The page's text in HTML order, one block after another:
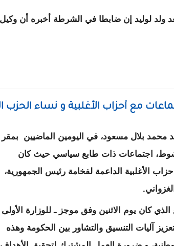
ولد لوليد إن ضابطا في الشرطة أخبره أن
المحجوزات يستعين بالشرطة لمصادرة مقر
مع أحزاب الأغلبية و نساء
محمد بلال مسعود، في اليومين الماضيين بمقر
اجتماعات ذات طابع سياسي حيث كان
الأغلبية الداعمة لفخامة رئيس الجمهورية،
كان يوم الاثنين وفق موجز ـ للوزارة الأولى
آليات التنسيق والتشاور بين الحكومة وهذه